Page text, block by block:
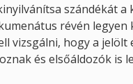
szándékát
révén
vizsgálni, hogy a
és elsőáldozók is